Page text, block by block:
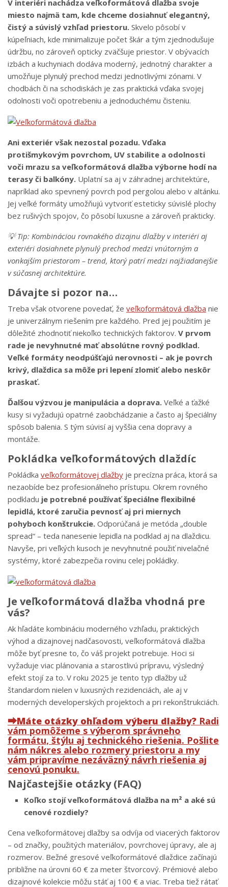
V interiéri nachádza veľkoformátová dlažba svoje
miesto najmä tam, kde chceme dosiahnuť elegantný,
čistý a súvislý vzhľad priestoru. Skvelo pôsobí v
kúpeľniach, kde minimalizuje počet škár a tým zjednodušuje
údržbu, no zároveň opticky zväčšuje priestor. V obývacích
izbách a kuchyniach dodáva moderný, jednotný charakter a
umožňuje plynulý prechod medzi jednotlivými zónami. V
chodbách či na schodiskách je zas praktická vďaka svojej
odolnosti voči opotrebeniu a jednoduchému čisteniu.
Ani exteriér však nezostal pozadu. Vďaka
protišmykovým povrchom, UV stabilite a odolnosti
voči mrazu sa veľkoformátová dlažba výborne hodí na
terasy či balkóny. Uplatní sa aj v záhradnej architektúre,
napríklad ako spevnený povrch pod pergolou alebo v altánku.
Jej veľké formáty umožňujú vytvoriť esteticky súvislé plochy
bez rušivých spojov, čo pôsobí luxusne a zároveň prakticky.
💡 Tip: Kombináciou rovnakého dizajnu dlažby v interiéri aj
exteriéri dosiahnete plynulý prechod medzi vnútorným a
vonkajším priestorom – trend, ktorý patrí medzi najžiadanejšie
v súčasnej architektúre.
Dávajte si pozor na…
Treba však otvorene povedať, že veľkoformátová dlažba nie
je univerzálnym riešením pre každého. Pred jej použitím je
dôležité zhodnotiť niekoľko technických faktorov. V prvom
rade je nevyhnutné mať absolútne rovný podklad.
Veľké formáty neodpúšťajú nerovnosti – ak je povrch
krivý, dlaždica sa môže pri lepení zlomiť alebo neskôr
praskať.
Ďalšou výzvou je manipulácia a doprava. Veľké a ťažké
kusy si vyžadujú opatrné zaobchádzanie a často aj špeciálny
spôsob balenia. S tým súvisí aj vyššia cena dopravy a
montáže.
Pokládka veľkoformátových dlaždíc
Pokládka veľkoformátovej dlažby je precízna práca, ktorá sa
nezaobíde bez profesionálneho prístupu. Okrem rovného
podkladu je potrebné používať špeciálne flexibilné
lepidlá, ktoré zaručia pevnosť aj pri miernych
pohyboch konštrukcie. Odporúčaná je metóda „double
spread“ – teda nanesenie lepidla na podklad aj na dlaždicu.
Navyše, pri veľkých kusoch je nevyhnutné použiť nivelačné
systémy, ktoré zabezpečia rovinu celej pokládky.
Je veľkoformátová dlažba vhodná pre
vás?
Ak hľadáte kombináciu moderného vzhľadu, praktických
výhod a dizajnovej nadčasovosti, veľkoformátová dlažba
môže byť presne to, čo váš projekt potrebuje. Hoci si
vyžaduje viac plánovania a starostlivú prípravu, výsledný
efekt stojí za to. V roku 2025 je tento typ dlažby už
štandardom nielen v luxusných rezidenciách, ale aj v
moderných developerských projektoch a pri rekonštrukciách.
⮕Máte otázky ohľadom výberu dlažby? Radi
vám pomôžeme s výberom správneho
formátu, štýlu aj technického riešenia. Pošlite
nám nákres alebo rozmery priestoru a my
vám pripravíme nezáväzný návrh riešenia aj
cenovú ponuku.
Najčastejšie otázky (FAQ)
Koľko stojí veľkoformátová dlažba na m² a aké sú
cenové rozdiely?
Cena veľkoformátovej dlažby sa odvíja od viacerých faktorov
– od značky, použitých materiálov, povrchovej úpravy, ale aj
rozmerov. Bežné gresové veľkoformátové dlaždice začínajú
približne na úrovni 60 € za meter štvorcový. Prémiové alebo
dizajnové kolekcie môžu stáť aj 100 € a viac. Treba tiež rátať